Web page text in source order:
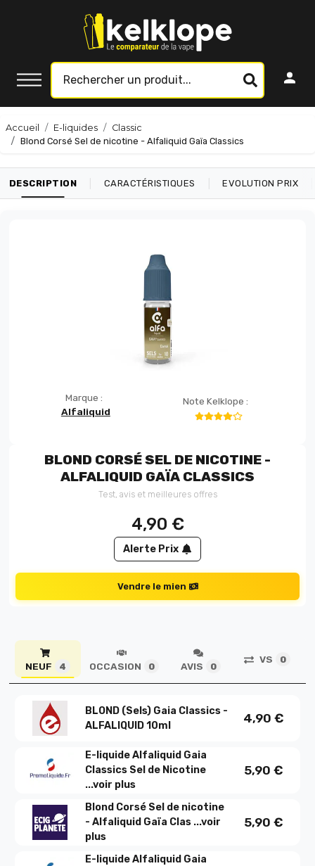
Accueil E-liquides
Classic
Blond Corsé Sel de nicotine - Alfaliquid Gaïa Classics
DESCRIPTION CARACTÉRISTIQUES EVOLUTION PRIX
Marque :
Alfaliquid
Note Kelklope :
BLOND CORSÉ SEL DE NICOTINE -
ALFALIQUID GAÏA CLASSICS
Test, avis et meilleures offres
4,90 €
Alerte Prix
Vendre le mien
NEUF 4 OCCASION 0 AVIS 0
VS 0
BLOND (Sels) Gaia Classics -
ALFALIQUID 10ml
4,90 €
E-liquide Alfaliquid Gaia
Classics Sel de Nicotine
...voir plus
5,90 €
Blond Corsé Sel de nicotine
- Alfaliquid Gaïa Clas ...voir
plus
5,90 €
E-liquide Alfaliquid Gaia